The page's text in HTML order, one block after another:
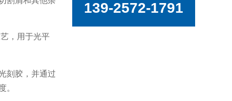
，用于光平
刻胶，并通过
139-2572-1791